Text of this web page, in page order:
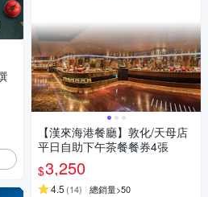
【漢來海港餐廳】敦化/天母店
平日自助下午茶餐餐券4張
$3,250
4.5 (14) 總銷量>50